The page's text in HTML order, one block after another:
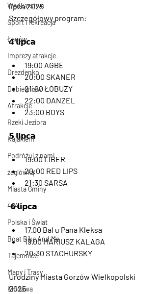
Wędkarstwo
Sport i rekreacja
Łagów
Imprezy atrakcje
Drezdenko
Dobiegniew
Atrakcje
Rzeki Jeziora
Kajakiem
Podróżuj z nami
żaglówką
Miasta Gminy
4x4
Polska i Świat
Boat Bike And Me
Tajemnice
Mapy i Trasy
Kłodawa
lipca 2025
Szczegółowy program:
𝟰 𝗹𝗶𝗽𝗰𝗮
19:00 AGBE
20:00 SKANER
21:00 ŁOBUZY
22:00 DANZEL
23:00 BOYS
𝟱 𝗹𝗶𝗽𝗰𝗮
19:00 LIBER
20:00 RED LIPS
21:30 SARSA
𝟲 𝗹𝗶𝗽𝗰𝗮
17.00 Bal u Pana Kleksa
19.00 MARIUSZ KALAGA
20:30 STACHURSKY
Urodziny Miasta Gorzów Wielkopolski
2025